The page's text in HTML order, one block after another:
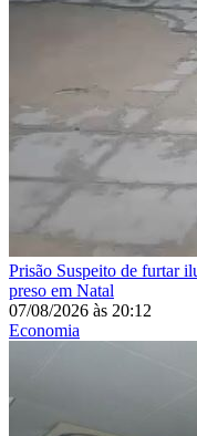
Prisão Suspeito de furtar
preso em Natal
07/08/2026 às 20:12
Economia